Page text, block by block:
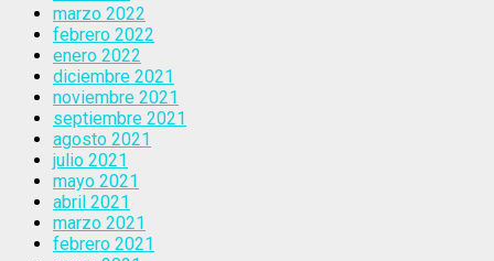
marzo 2022
febrero 2022
enero 2022
diciembre 2021
noviembre 2021
septiembre 2021
agosto 2021
julio 2021
mayo 2021
abril 2021
marzo 2021
febrero 2021